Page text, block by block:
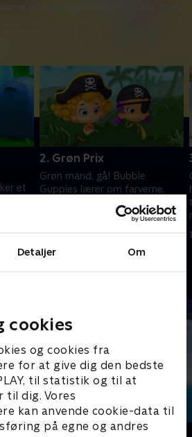
Detaljer Om
cookies
og cookies fra
for at give dig den bedste
til statistik og til at
til dig. Vores
kan anvende cookie-data til
på egne og andres
til at lære dig om alt fra
et
2. Grøn Prix
Grøn mand, gå! Bubble
Guppies lærer om farverne,
dem med at blande farverne,
1. juli 2021 • 22 min